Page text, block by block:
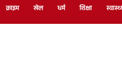
क्राइम खेल धर्म शिक्षा